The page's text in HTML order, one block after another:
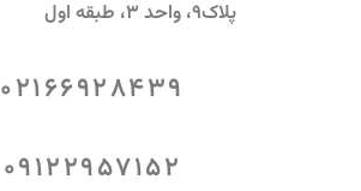
پلاک9، واحد 3، طبقه اول
02166928439
09122957152